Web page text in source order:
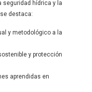
seguridad hídrica y la
destaca:
y metodológico a la
y protección
aprendidas en